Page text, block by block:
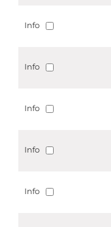
Info
Info
Info
Info
Info